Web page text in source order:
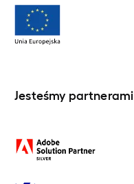
Jesteśmy partnerami